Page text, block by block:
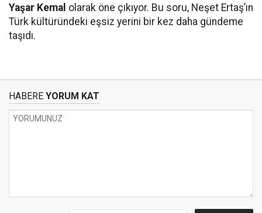
Yaşar Kemal olarak öne çıkıyor. Bu soru, Neşet Ertaş’ın
Türk kültüründeki eşsiz yerini bir kez daha gündeme
taşıdı.
HABERE YORUM KAT